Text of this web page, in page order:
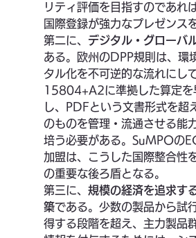
リティ評価を目指すのであれ
国際登録が強力なプレゼンス
第二に、 デジタル・グローバ
ある。欧州のDPP規則は、環
タル化を不可逆的な流れにし
15804+A2に準拠した算定を
し、PDFという文書形式を超
のものを管理・流通させる能
培う必要がある。SuMPOの
加盟は、こうした国際整合性
の重要な後ろ盾となる。
第三に、 規模の経済を追求す
築である。少数の製品から試
得する段階を超え、主力製品